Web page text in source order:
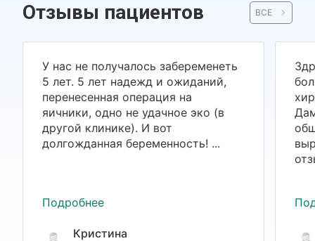
Отзывы пациентов ВСЕ
У нас не получалось забеременеть
5 лет. 5 лет надежд и ожиданий,
перенесенная операция на
яичники, одно не удачное эко (в
другой клинике). И вот
долгожданная беременность! ...
Подробнее
Кристина